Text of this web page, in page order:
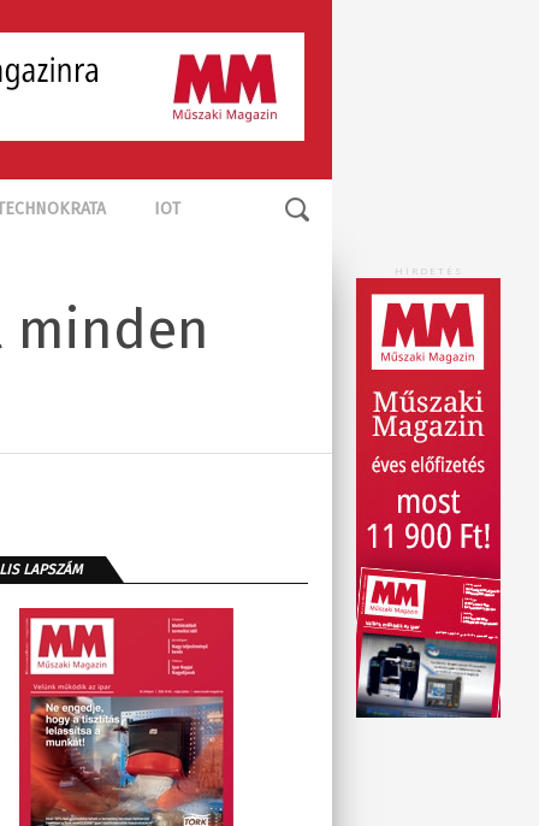
IOT
HIRDETÉS
minden
LAPSZÁM